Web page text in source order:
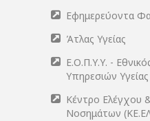
Εφημερεύοντα
Άτλας Υγείας
Ε.Ο.Π.Υ.Υ. -
Υπηρεσιών Υγείας
Κέντρο Ελέγχου
Νοσημάτων